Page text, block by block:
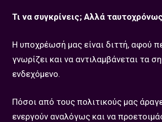
Τι να συγκρίνεις; Αλλά
Η υποχρέωσή μας είναι διττή, αφού
γνωρίζει και να αντιλαμβάνεται τα
ενδεχόμενο.
Πόσοι από τους πολιτικούς μας
ενεργούν αναλόγως και να